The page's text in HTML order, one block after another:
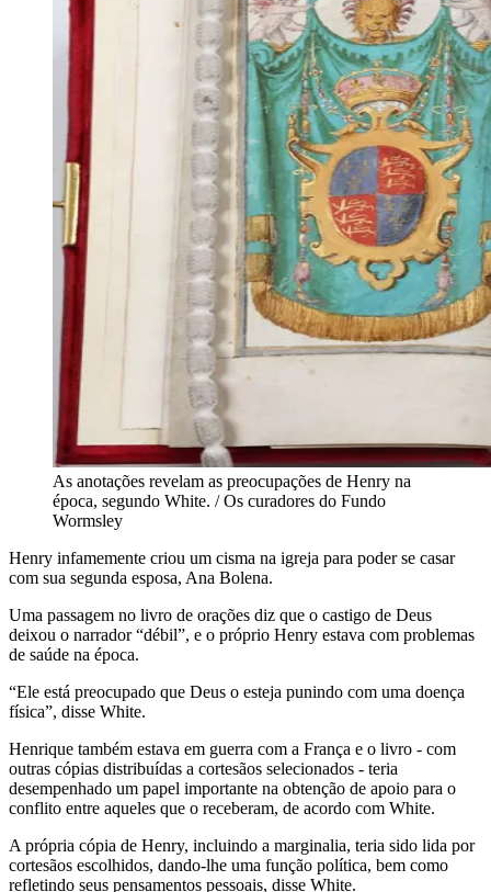
As anotações revelam as preocupações de Henry na
época, segundo White. / Os curadores do Fundo
Wormsley
Henry infamemente criou um cisma na igreja para poder se casar
com sua segunda esposa, Ana Bolena.
Uma passagem no livro de orações diz que o castigo de Deus
deixou o narrador “débil”, e o próprio Henry estava com problemas
de saúde na época.
“Ele está preocupado que Deus o esteja punindo com uma doença
física”, disse White.
Henrique também estava em guerra com a França e o livro - com
outras cópias distribuídas a cortesãos selecionados - teria
desempenhado um papel importante na obtenção de apoio para o
conflito entre aqueles que o receberam, de acordo com White.
A própria cópia de Henry, incluindo a marginalia, teria sido lida por
cortesãos escolhidos, dando-lhe uma função política, bem como
refletindo seus pensamentos pessoais, disse White.